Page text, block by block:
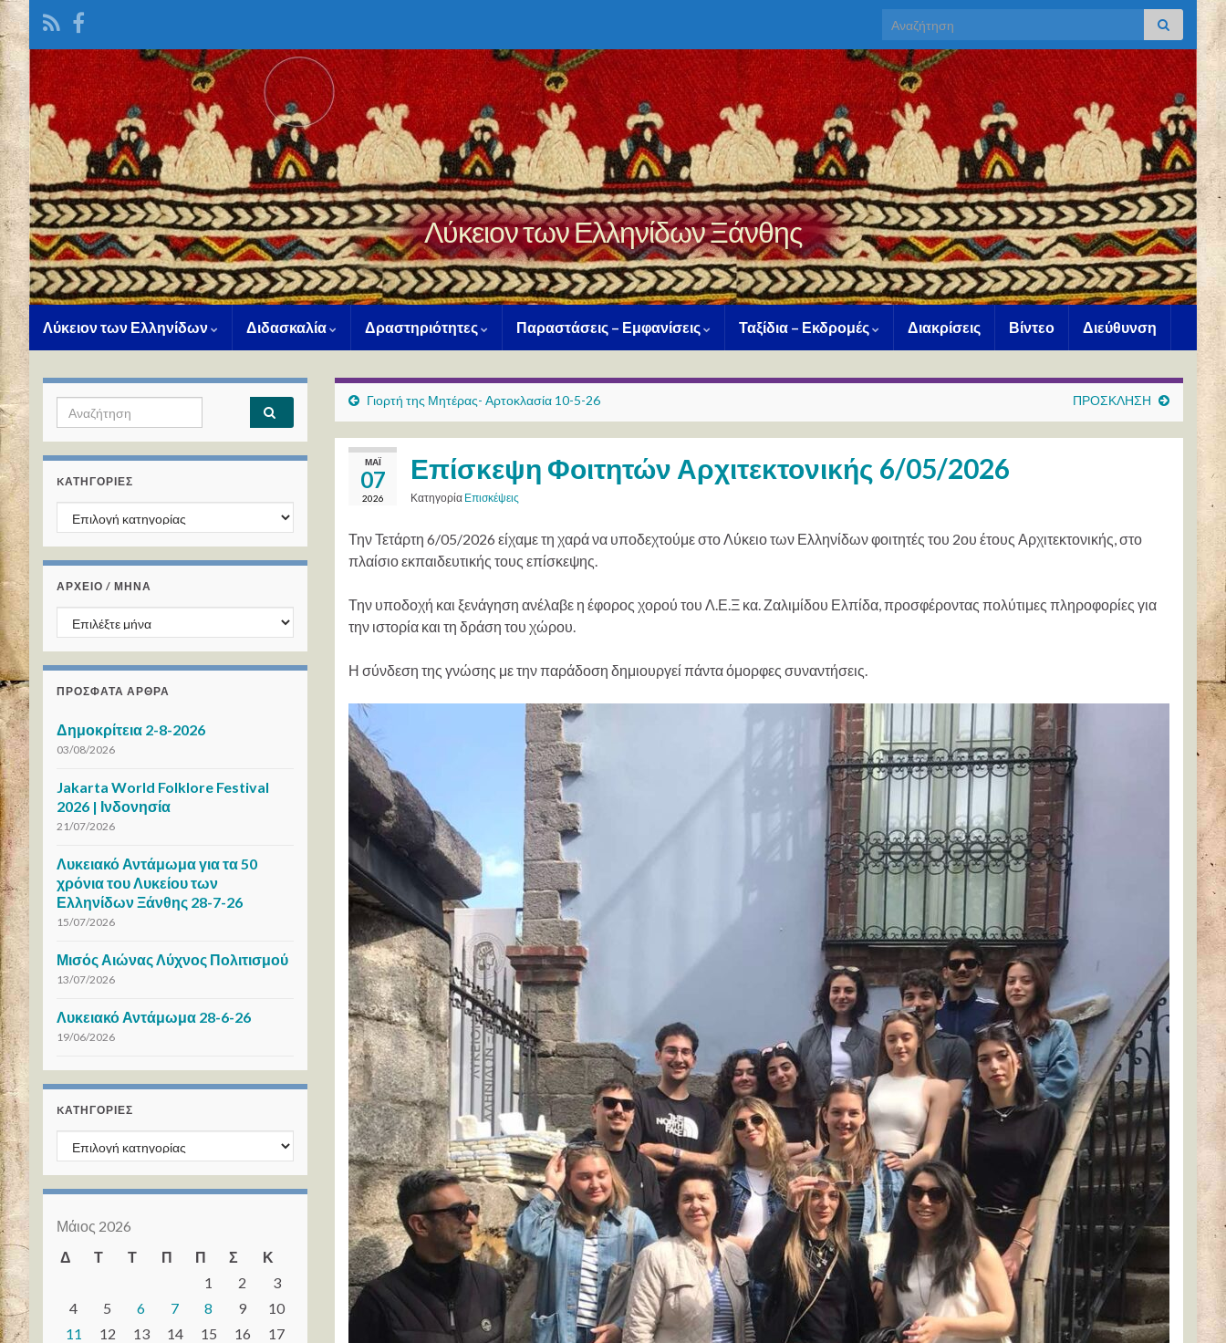
Search for:
Λύκειον των Ελληνίδων Ξάνθης
Λύκειον των Ελληνίδων Διδασκαλία Δραστηριότητες Παραστάσεις – Εμφανίσεις Ταξίδια – Εκδρομές Διακρίσεις Βίντεο Διεύθυνση
Γιορτή της Μητέρας- Αρτοκλασία 10-5-26 ΠΡΟΣΚΛΗΣΗ
ΜΆΙ
07
2026
Επίσκεψη Φοιτητών Αρχιτεκτονικής 6/05/2026
Κατηγορία Επισκέψεις
Την Τετάρτη 6/05/2026 είχαμε τη χαρά να υποδεχτούμε στο Λύκειο των Ελληνίδων φοιτητές του 2ου έτους Αρχιτεκτονικής, στο
πλαίσιο εκπαιδευτικής τους επίσκεψης.
Την υποδοχή και ξενάγηση ανέλαβε η έφορος χορού του Λ.Ε.Ξ κα. Ζαλιμίδου Ελπίδα, προσφέροντας πολύτιμες πληροφορίες για
την ιστορία και τη δράση του χώρου.
Η σύνδεση της γνώσης με την παράδοση δημιουργεί πάντα όμορφες συναντήσεις.
Search for:
KΑΤΗΓΟΡΊΕΣ
Kατηγορίες
ΑΡΧΕΙΟ / ΜΗΝΑ
ΑΡΧΕΙΟ / ΜΗΝΑ
ΠΡΌΣΦΑΤΑ ΆΡΘΡΑ
Δημοκρίτεια 2-8-2026
03/08/2026
Jakarta World Folklore Festival
2026 | Ινδονησία
21/07/2026
Λυκειακό Αντάμωμα για τα 50
χρόνια του Λυκείου των
Ελληνίδων Ξάνθης 28-7-26
15/07/2026
Μισός Αιώνας Λύχνος Πολιτισμού
13/07/2026
Λυκειακό Αντάμωμα 28-6-26
19/06/2026
KΑΤΗΓΟΡΊΕΣ
Kατηγορίες
Μάιος 2026
Δ
Τ Τ Π Π Σ
Κ
1
2
3
4
5 6 7 8 9
10
11
12 13 14 15 16
17